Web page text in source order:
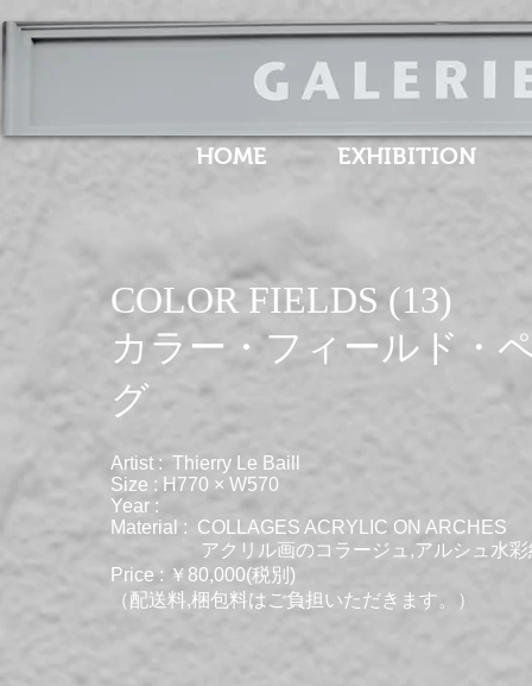
HOME EXHIBITION
COLOR FIELDS (13)
カラー・フィールド・
グ
Artist : Thierry Le Baill
Size : H770 × W570
Year :
Material : COLLAGES ACRYLIC ON ARCHES
アクリル画のコラージュ,アルシュ水彩
Price : ￥80,000(税別)
（配送料,梱包料はご負担いただきます。）